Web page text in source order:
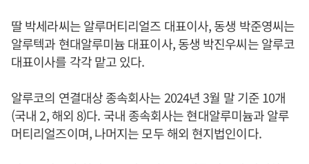
딸 박세라씨는 알루머티리얼즈 대표이사, 동생 박준영씨는
알루텍과 현대알루미늄 대표이사, 동생 박진우씨는 알루코
대표이사를 각각 맡고 있다.
알루코의 연결대상 종속회사는 2024년 3월 말 기준 10개
(국내 2, 해외 8)다. 국내 종속회사는 현대알루미늄과 알루
머티리얼즈이며, 나머지는 모두 해외 현지법인이다.